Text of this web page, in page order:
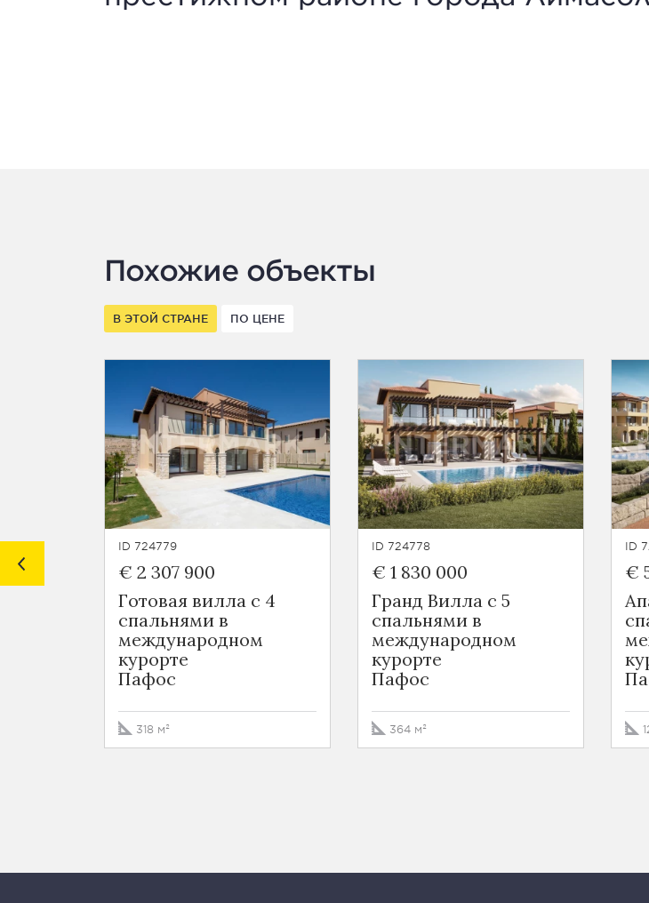
Похожие объекты
В ЭТОЙ СТРАНЕ ПО ЦЕНЕ
ID 724779
€ 2 307 900
Готовая вилла с 4
спальнями в
международном
курорте
Пафос
318 м²
ID 724778
€ 1 830 000
Гранд Вилла с 5
спальнями в
международном
курорте
Пафос
364 м²
ID
€